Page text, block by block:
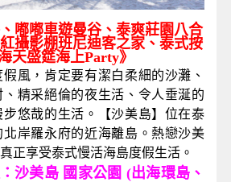
嘟嘟車遊曼谷、泰爽莊園八合
攝影棚班尼迪客之家、泰式按
天盛筵海上Party》
風，肯定要有潔白柔細的沙灘、
精采絕倫的夜生活、令人垂涎的
悠哉的生活。【沙美島】位在泰
北岸羅永府的近海離島。熱戀沙美
正享受泰式慢活海島度假生活。
沙美島 國家公園 (出海環島、